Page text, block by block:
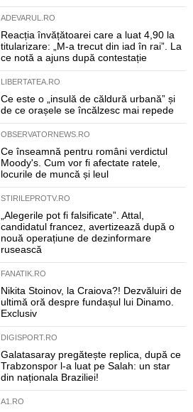
ADEVARUL.RO
Reacția învățătoarei care a luat 4,90 la
titularizare: „M-a trecut din iad în rai”. La
ce notă a ajuns după contestație
LIBERTATEA.RO
Ce este o „insulă de căldură urbană” și
de ce orașele se încălzesc mai repede
OBSERVATORNEWS.RO
Ce înseamnă pentru români verdictul
Moody's. Cum vor fi afectate ratele,
locurile de muncă și leul
STIRILEPROTV.RO
„Alegerile pot fi falsificate”. Attal,
candidatul francez, avertizează după o
nouă operațiune de dezinformare
rusească
FANATIK.RO
Nikita Stoinov, la Craiova?! Dezvăluiri de
ultimă oră despre fundașul lui Dinamo.
Exclusiv
DIGISPORT.RO
Galatasaray pregătește replica, după ce
Trabzonspor l-a luat pe Salah: un star
din naționala Braziliei!
A1.RO